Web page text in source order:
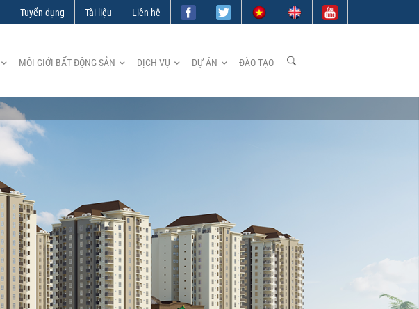
Tuyển dụng Tài liệu Liên hệ
MÔI GIỚI BẤT ĐỘNG SẢN DỊCH VỤ DỰ ÁN ĐÀO TẠO